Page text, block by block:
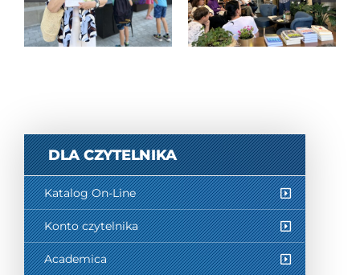
nowosądeckich
legend”
autorskie z
Piotrem
DLA CZYTELNIKA
Katalog On-Line
Konto czytelnika
Academica